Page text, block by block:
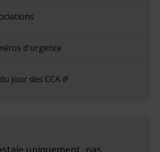
d'urgence
jour des CCA
uniquement, pas